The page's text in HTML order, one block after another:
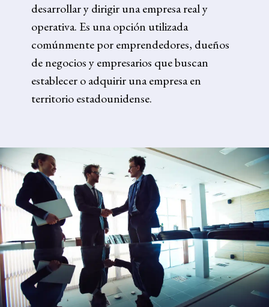
desarrollar y dirigir una empresa real y
operativa. Es una opción utilizada
comúnmente por emprendedores, dueños
de negocios y empresarios que buscan
establecer o adquirir una empresa en
territorio estadounidense.